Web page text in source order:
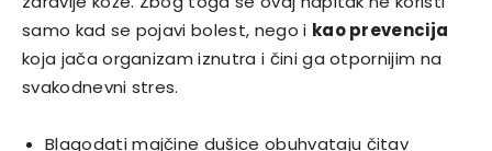
samo kad se pojavi bolest, nego i kao prevencija
koja jača organizam iznutra i čini ga otpornijim na
svakodnevni stres.
Blagodati majčine dušice obuhvataju čitav